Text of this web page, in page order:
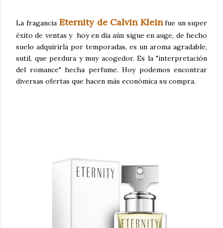
La fragancia Eternity de Calvin Kleinfue un super
éxito de ventas y hoy en día aún sigue en auge, de hecho
suelo adquirirla por temporadas, es un aroma agradable,
sutil, que perdura y muy acogedor. Es la "interpretación
del romance" hecha perfume. Hoy podemos encontrar
diversas ofertas que hacen más económica su compra.